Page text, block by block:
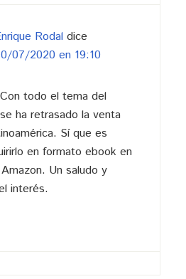
Rodal dice
07/2020 en 19:10
todo el tema del
ha retrasado la venta
Sí que es
en formato ebook en
Un saludo y
interés.